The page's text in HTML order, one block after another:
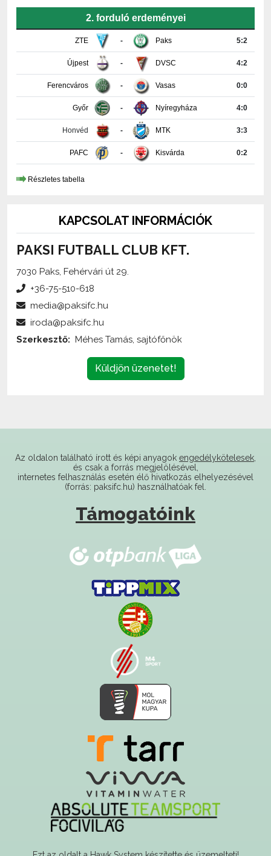
ZTE - Paks
Újpest DVSC 4:2
Ferencváros Vasas 0:0
Győr Nyíregyháza 4:0
Honvéd MTK 3:3
PAFC Kisvárda 0:2
Részletes tabella
PAKSI FUTBALL CLUB KFT.
7030 Paks, Fehérvári út 29.
Küldjön üzenetet!
internetes felhasználás esetén élő hivatkozás elhelyezésével
(forrás: paksifc.hu) használhatóak fel.
Támogatóink
Ezt az oldalt a Hawk System készítette és üzemelteti!